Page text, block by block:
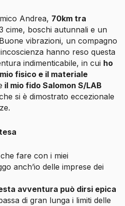
Andrea, 70km tra
cime, boschi autunnali e un
vibrazioni, un compagno
hanno reso questa
indimenticabile, in cui ho
fisico e il materiale
il mio fido Salomon S/LAB
si è dimostrato eccezionale
fare con i miei
anch’io delle imprese dei
avventura può dirsi epica
di gran lunga i limiti delle